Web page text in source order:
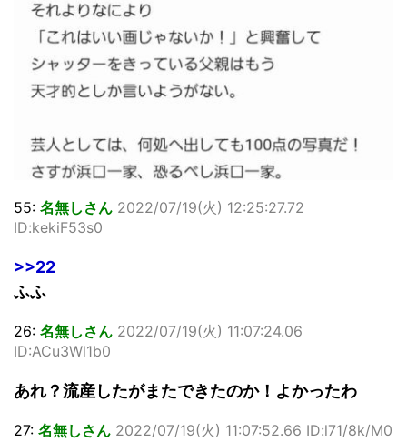
55: 名無しさん 2022/07/19(火) 12:25:27.72
ID:kekiF53s0
>>22
ふふ
26: 名無しさん 2022/07/19(火) 11:07:24.06
ID:ACu3Wl1b0
あれ？流産したがまたできたのか！よかったわ
27: 名無しさん 2022/07/19(火) 11:07:52.66 ID:l71/8k/M0